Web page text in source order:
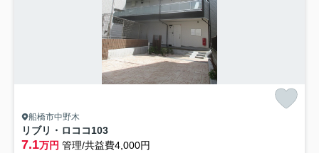
船橋市中野木
リブリ・ロココ103
7.1万円 管理/共益費4,000円